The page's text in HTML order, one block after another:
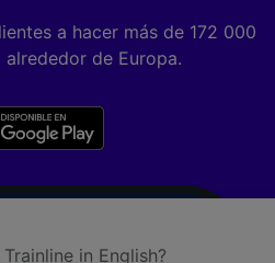
a hacer más de 172 000
de Europa.
in English?